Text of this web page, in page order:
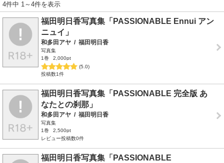
4件中 1～4件を表示
福田明日香写真集「PASSIONABLE Ennui アン
ニュイ」
和多田アヤ / 福田明日香
写真集
1巻
2,000pt
(5.0)
投稿数1件
福田明日香写真集「PASSIONABLE 完全版 あ
なたとの刹那」
和多田アヤ / 福田明日香
写真集
1巻
2,500pt
レビュー投稿数0件
福田明日香写真集「PASSIONABLE